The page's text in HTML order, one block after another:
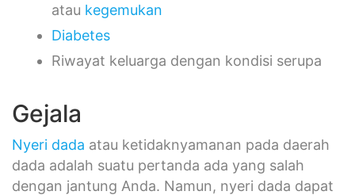
atau kegemukan
Diabetes
Riwayat keluarga dengan kondisi serupa
Gejala
Nyeri dada atau ketidaknyamanan pada daerah
dada adalah suatu pertanda ada yang salah
dengan jantung Anda. Namun, nyeri dada dapat